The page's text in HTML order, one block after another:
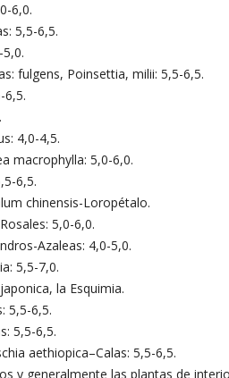
6,0.
5,5-6,5.
5,0.
fulgens, Poinsettia, milii: 5,5-6,5.
6,5.
4,0-4,5.
macrophylla: 5,0-6,0.
6,5.
chinensis-Loropétalo.
5,0-6,0.
Azaleas: 4,0-5,0.
5,5-7,0.
la Esquimia.
5,5-6,5.
5,5-6,5.
aethiopica–Calas: 5,5-6,5.
y generalmente las plantas de